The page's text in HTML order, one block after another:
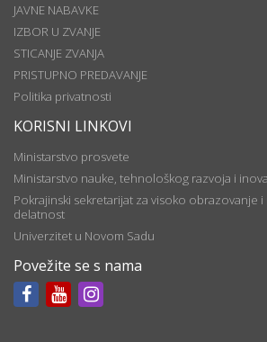
JAVNE NABAVKE
IZBOR U ZVANJE
STICANJE ZVANJA
PRISTUPNO PREDAVANJE
Politika privatnosti
KORISNI LINKOVI
Ministarstvo prosvete
Ministarstvo nauke, tehnološkog razvoja i
Pokrajinski sekretarijat za visoko obrazovanje i
delatnost
Univerzitet u Novom Sadu
Povežite se s nama